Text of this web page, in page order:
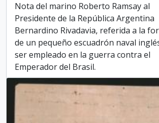
Nota del marino Roberto Ramsay al
Presidente de la República Argentina
Bernardino Rivadavia, referida a la
de un pequeño escuadrón naval
ser empleado en la guerra contra el
Emperador del Brasil.